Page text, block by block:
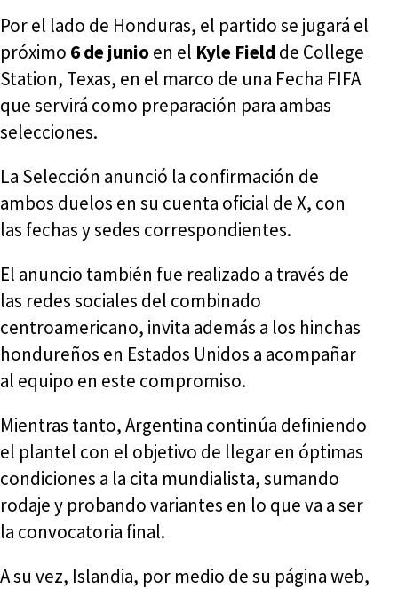
Por el lado de Honduras, el partido se jugará el
próximo 6 de junioen el Kyle Field de College
Station, Texas, en el marco de una Fecha FIFA
que servirá como preparación para ambas
selecciones.
La Selección anunció la confirmación de
ambos duelos en su cuenta oficial de X, con
las fechas y sedes correspondientes.
El anuncio también fue realizado a través de
las redes sociales del combinado
centroamericano, invita además a los hinchas
hondureños en Estados Unidos a acompañar
al equipo en este compromiso.
Mientras tanto, Argentina continúa definiendo
el plantel con el objetivo de llegar en óptimas
condiciones a la cita mundialista, sumando
rodaje y probando variantes en lo que va a ser
la convocatoria final.
A su vez, Islandia, por medio de su página web,